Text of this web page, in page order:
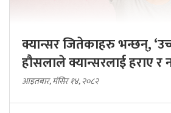
क्यान्सर जितेकाहरु भन्छन्,
हौसलाले क्यान्सरलाई हराए र
आइतबार, मंसिर १४, २०८२